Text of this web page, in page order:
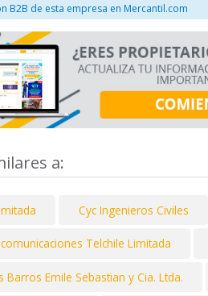
B2B de esta empresa en Mercantil.com
a:
Cyc Ingenieros Civiles
Telchile Limitada
Barros Emile Sebastian y Cia. Ltda.